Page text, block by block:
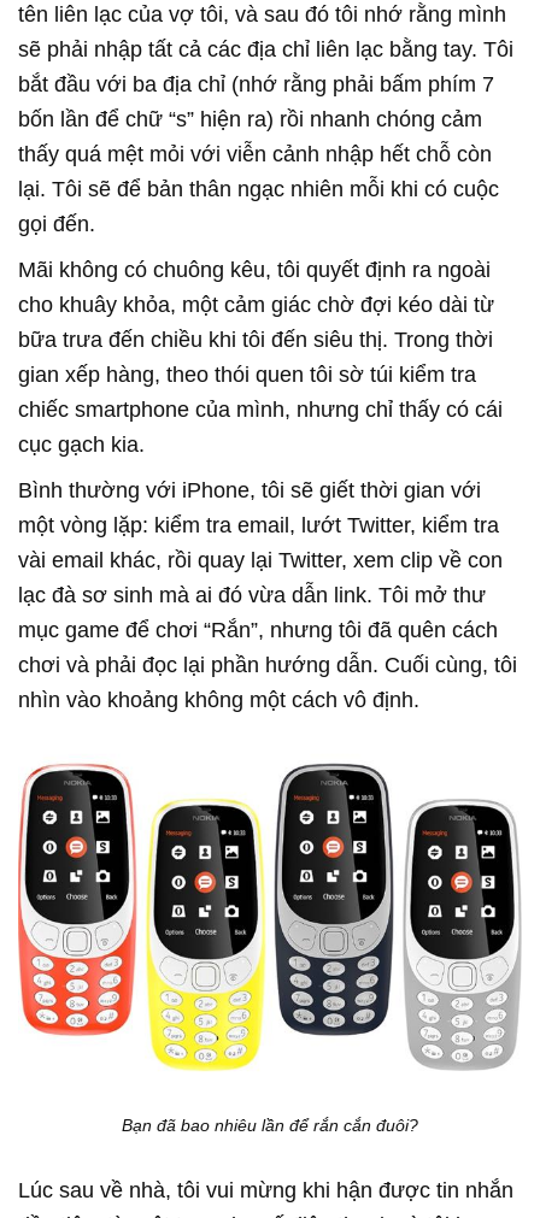
tên liên lạc của vợ tôi, và sau đó tôi nhớ rằng mình
sẽ phải nhập tất cả các địa chỉ liên lạc bằng tay. Tôi
bắt đầu với ba địa chỉ (nhớ rằng phải bấm phím 7
bốn lần để chữ “s” hiện ra) rồi nhanh chóng cảm
thấy quá mệt mỏi với viễn cảnh nhập hết chỗ còn
lại. Tôi sẽ để bản thân ngạc nhiên mỗi khi có cuộc
gọi đến.
Mãi không có chuông kêu, tôi quyết định ra ngoài
cho khuây khỏa, một cảm giác chờ đợi kéo dài từ
bữa trưa đến chiều khi tôi đến siêu thị. Trong thời
gian xếp hàng, theo thói quen tôi sờ túi kiểm tra
chiếc smartphone của mình, nhưng chỉ thấy có cái
cục gạch kia.
Bình thường với iPhone, tôi sẽ giết thời gian với
một vòng lặp: kiểm tra email, lướt Twitter, kiểm tra
vài email khác, rồi quay lại Twitter, xem clip về con
lạc đà sơ sinh mà ai đó vừa dẫn link. Tôi mở thư
mục game để chơi “Rắn”, nhưng tôi đã quên cách
chơi và phải đọc lại phần hướng dẫn. Cuối cùng, tôi
nhìn vào khoảng không một cách vô định.
Bạn đã bao nhiêu lần để rắn cắn đuôi?
Lúc sau về nhà, tôi vui mừng khi hận được tin nhắn